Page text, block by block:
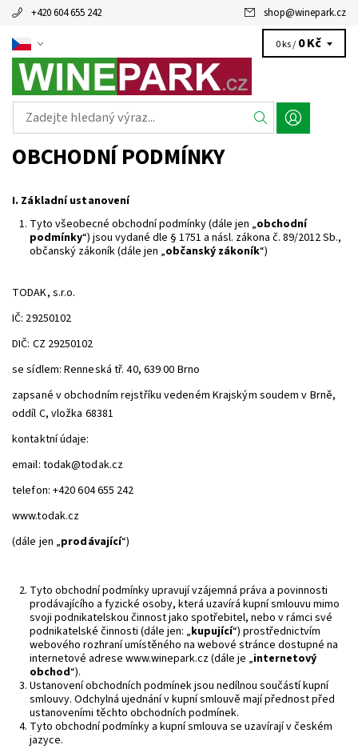
+420 604 655 242 shop@winepark.cz
0 ks / 0 Kč
OBCHODNÍ PODMÍNKY
I. Základní ustanovení
Tyto všeobecné obchodní podmínky (dále jen „obchodní
podmínky“) jsou vydané dle § 1751 a násl. zákona č. 89/2012 Sb.,
občanský zákoník (dále jen „občanský zákoník“)
TODAK, s.r.o.
IČ: 29250102
DIČ: CZ 29250102
se sídlem: Renneská tř. 40, 639 00 Brno
zapsané v obchodním rejstříku vedeném Krajským soudem v Brně,
oddíl C, vložka 68381
kontaktní údaje:
email: todak@todak.cz
telefon: +420 604 655 242
www.todak.cz
(dále jen „prodávající“)
Tyto obchodní podmínky upravují vzájemná práva a povinnosti
prodávajícího a fyzické osoby, která uzavírá kupní smlouvu mimo
svoji podnikatelskou činnost jako spotřebitel, nebo v rámci své
podnikatelské činnosti (dále jen: „kupující“) prostřednictvím
webového rozhraní umístěného na webové stránce dostupné na
internetové adrese www.winepark.cz (dále je „internetový
obchod“).
Ustanovení obchodních podmínek jsou nedílnou součástí kupní
smlouvy. Odchylná ujednání v kupní smlouvě mají přednost před
ustanoveními těchto obchodních podmínek.
Tyto obchodní podmínky a kupní smlouva se uzavírají v českém
jazyce.